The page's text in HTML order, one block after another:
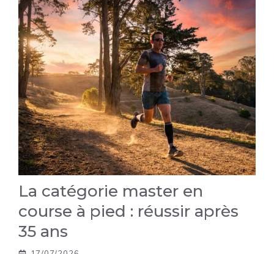
La catégorie master en
course à pied : réussir après
35 ans